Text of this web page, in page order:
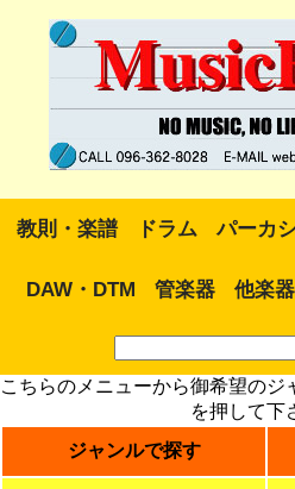
教則・楽譜 ドラム パーカ
DAW・DTM 管楽器 他楽器
こちらのメニューから御希望の
を押して下
ジャンルで探す